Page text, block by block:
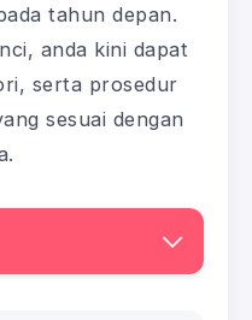
tahun depan.
anda kini dapat
serta prosedur
sesuai dengan